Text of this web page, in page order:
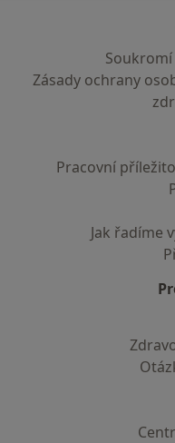
Zásady ochrany
Pracovní
Jak řadíme